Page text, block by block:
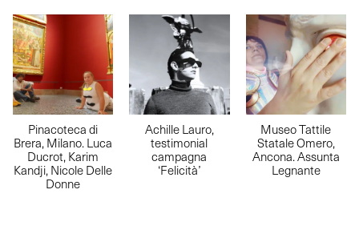
Pinacoteca di
Brera, Milano. Luca
Ducrot, Karim
Kandji, Nicole Delle
Donne
Achille Lauro,
testimonial
campagna
‘Felicità’
Museo Tattile
Statale Omero,
Ancona. Assunta
Legnante